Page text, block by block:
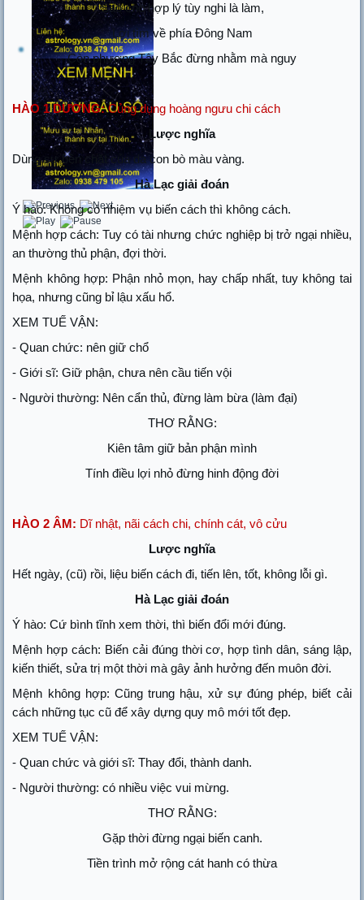
Sao cho hợp lý tùy nghi là làm,
Lợi tìm về phía Đông Nam
Còn phương Tây Bắc đừng nhằm mà nguy
HÀO 1 DƯƠNG:Củng dụng hoàng ngưu chi cách
Lược nghĩa
Dùng sự bền chặt của da con bò màu vàng.
Hà Lạc giải đoán
Ý hào: Không có nhiệm vụ biến cách thì không cách.
Mệnh hợp cách: Tuy có tài nhưng chức nghiệp bị trở ngại nhiều,
an thường thủ phận, đợi thời.
Mệnh không hợp: Phận nhỏ mọn, hay chấp nhất, tuy không tai
họa, nhưng cũng bỉ lậu xấu hổ.
XEM TUẾ VẬN:
- Quan chức: nên giữ chổ
- Giới sĩ: Giữ phận, chưa nên cầu tiến vội
- Người thường: Nên cẩn thủ, đừng làm bừa (làm đại)
THƠ RẰNG:
Kiên tâm giữ bản phận mình
Tính điều lợi nhỏ đừng hinh động đời
HÀO 2 ÂM: Dĩ nhật, nãi cách chi, chính cát, vô cửu
Lược nghĩa
Hết ngày, (cũ) rồi, liệu biến cách đi, tiến lên, tốt, không lỗi gì.
Hà Lạc giải đoán
Ý hào: Cứ bình tĩnh xem thời, thì biến đổi mới đúng.
Mệnh hợp cách: Biến cải đúng thời cơ, hợp tình dân, sáng lập,
kiến thiết, sửa trị một thời mà gây ảnh hưởng đến muôn đời.
Mệnh không hợp: Cũng trung hậu, xử sự đúng phép, biết cải
cách những tục cũ để xây dựng quy mô mới tốt đẹp.
XEM TUẾ VẬN:
- Quan chức và giới sĩ: Thay đổi, thành danh.
- Người thường: có nhiều việc vui mừng.
THƠ RẰNG:
Gặp thời đừng ngại biến canh.
Tiền trình mở rộng cát hanh có thừa